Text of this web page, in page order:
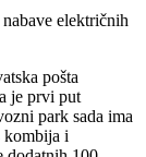
električnih
pošta
je prvi put
park sada ima
kombija i